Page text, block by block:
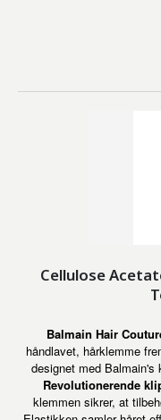
Cellulose
Balmain Hair
håndlavet, hårklemme
designet med Balmain's
Revolutionerende
klemmen sikrer, at